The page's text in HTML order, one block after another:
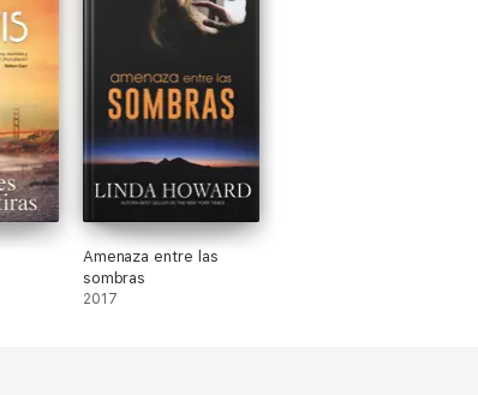
Amenaza entre las
sombras
2017